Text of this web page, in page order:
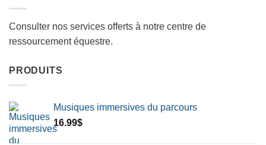
Consulter nos services offerts à notre centre de
ressourcement équestre.
PRODUITS
Musiques immersives du parcours
16.99$